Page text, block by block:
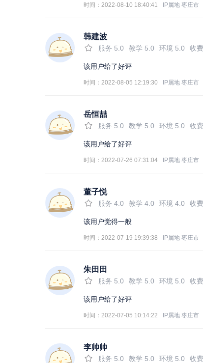
时间：2022-08-10 18:40:41 IP属地 枣庄市
韩建波
服务 5.0 教学 5.0 环境 5.0 收费
该用户给了好评
时间：2022-08-05 12:19:30 IP属地 枣庄市
岳恒喆
服务 5.0 教学 5.0 环境 5.0 收费
该用户给了好评
时间：2022-07-26 07:31:04 IP属地 枣庄市
董子悦
服务 4.0 教学 4.0 环境 4.0 收费
该用户觉得一般
时间：2022-07-19 19:39:38 IP属地 枣庄市
朱田田
服务 5.0 教学 5.0 环境 5.0 收费
该用户给了好评
时间：2022-07-05 10:14:22 IP属地 枣庄市
李帅帅
服务 5.0 教学 5.0 环境 5.0 收费